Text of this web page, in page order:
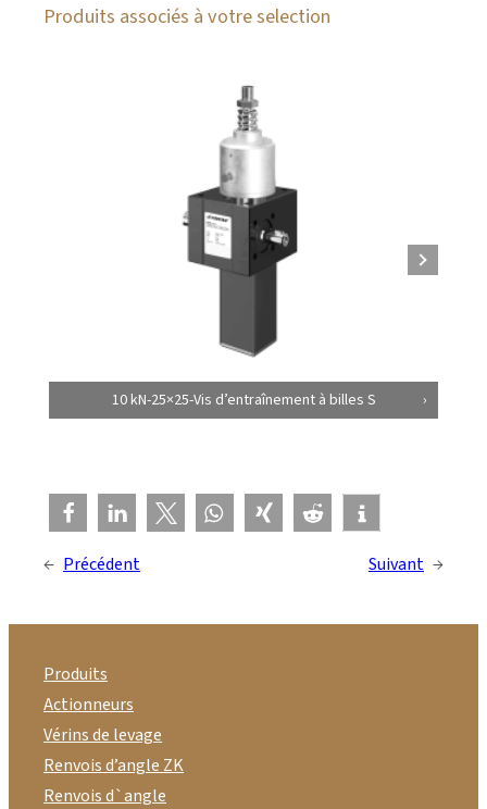
Produits associés à votre selection
10 kN-25×25-Vis d’entraînement à billes S
← Précédent Suivant →
Produits
Actionneurs
Vérins de levage
Renvois d’angle ZK
Renvois d`angle